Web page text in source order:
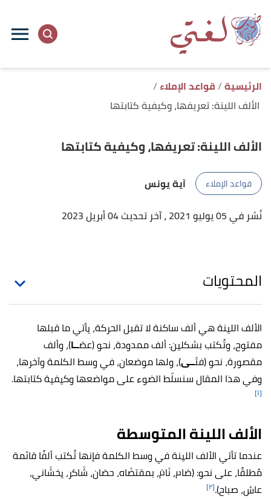
الرئيسية قواعد الإملاء
الألف اللينة: تعريفها، وكيفية كتابتها
الألف اللينة: تعريفها، وكيفية كتابتها
قواعد الإملاء
آية يونس
نُشر في 05 يوليو 2021
، آخر تحديث 04 أبريل 2023
المحتويات
الألف اللينة هي ألف ساكنة لا تقبل الحركة، يأتي ما قبلها
مفتوح، وتُكتب بشكلين: ألف ممدودة، نحو (عصَــا)، وألف
مقصورة، نحو (فتَــى)، ولها موضعان، في وسط الكلمة وآخرها،
وفي هذا المقال سنسلّط الضوء على مواضعها وكيفية كتابتها.
[١]
الألف اللينة المتوسطة
عندما تأتي الألف اللينة في وسط الكلمة فإنها تُكتب ألفًا قائمة
مُطلقًا، على نحو: (صَام، نَامَ، بمقتضَاه، حصَان، شَاكر، يخشَاني،
عاش، صباح).[٢]